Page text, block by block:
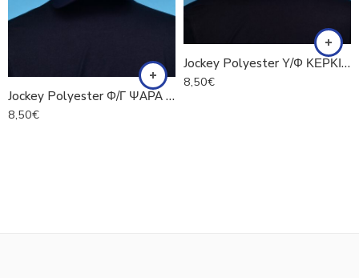
Jockey Polyester Φ/Γ ΨΑΡΑ ΠΕΝΤΑΦΥΛΛΟ
8,50€
Jockey Polyester Υ/Φ ΚΕΡΚΙΝΗ
8,50€